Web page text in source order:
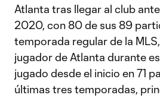
Atlanta tras llegar al club
2020, con 80 de sus 89
temporada regular de la
jugador de Atlanta durante
jugado desde el inicio en 71
últimas tres temporadas,